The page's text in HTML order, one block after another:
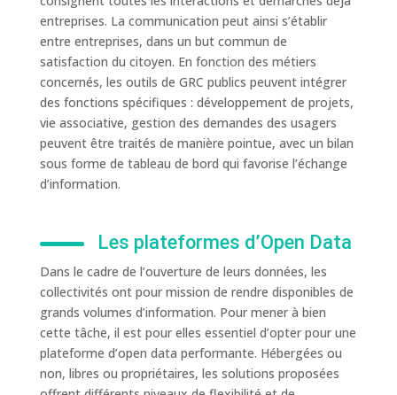
entreprises. La communication peut ainsi s’établir
entre entreprises, dans un but commun de
satisfaction du citoyen. En fonction des métiers
concernés, les outils de GRC publics peuvent intégrer
des fonctions spécifiques : développement de projets,
vie associative, gestion des demandes des usagers
peuvent être traités de manière pointue, avec un bilan
sous forme de tableau de bord qui favorise l’échange
d’information.
Les plateformes d’Open Data
Dans le cadre de l’ouverture de leurs données, les
collectivités ont pour mission de rendre disponibles de
grands volumes d’information. Pour mener à bien
cette tâche, il est pour elles essentiel d’opter pour une
plateforme d’open data performante. Hébergées ou
non, libres ou propriétaires, les solutions proposées